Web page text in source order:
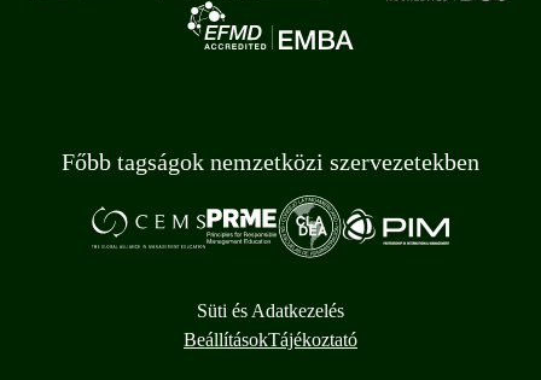
Főbb tagságok nemzetközi szervezetekben
Süti és Adatkezelés
BeállításokTájékoztató